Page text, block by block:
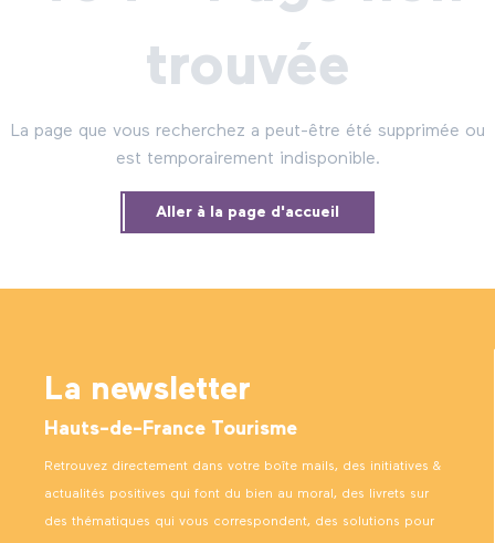
trouvée
La page que vous recherchez a peut-être été supprimée ou
est temporairement indisponible.
Aller à la page d'accueil
La newsletter
Hauts-de-France Tourisme
Retrouvez directement dans votre boîte mails, des initiatives &
actualités positives qui font du bien au moral, des livrets sur
des thématiques qui vous correspondent, des solutions pour